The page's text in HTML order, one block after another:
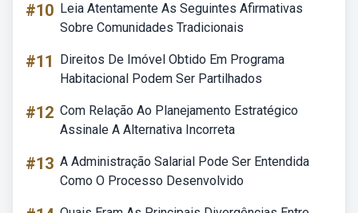
#10 Leia Atentamente As Seguintes Afirmativas
Sobre Comunidades Tradicionais
#11
Direitos De Imóvel Obtido Em Programa
Habitacional Podem Ser Partilhados
#12 Com Relação Ao Planejamento Estratégico
Assinale A Alternativa Incorreta
#13 A Administração Salarial Pode Ser Entendida
Como O Processo Desenvolvido